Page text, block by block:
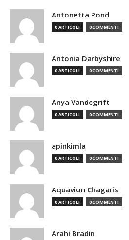
Antonetta Pond
0 ARTICOLI 0 COMMENTI
Antonia Darbyshire
0 ARTICOLI 0 COMMENTI
Anya Vandegrift
0 ARTICOLI 0 COMMENTI
apinkimla
0 ARTICOLI 0 COMMENTI
Aquavion Chagaris
0 ARTICOLI 0 COMMENTI
Arahi Bradin